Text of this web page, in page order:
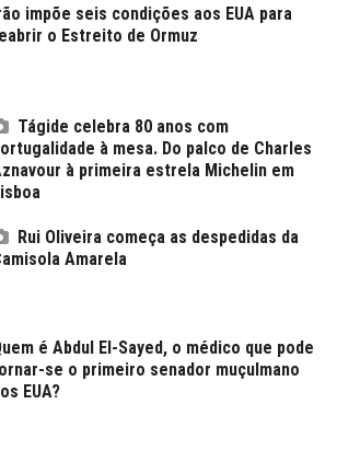
impõe seis condições aos EUA para
o Estreito de Ormuz
Tágide celebra 80 anos com
à mesa. Do palco de Charles
à primeira estrela Michelin em
Rui Oliveira começa as despedidas da
Amarela
é Abdul El-Sayed, o médico que pode
se o primeiro senador muçulmano
EUA?